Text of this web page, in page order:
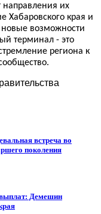
направления их
Хабаровского края и
возможности
терминал - это
региона к
встреча во
поколения
выплат: Демешин